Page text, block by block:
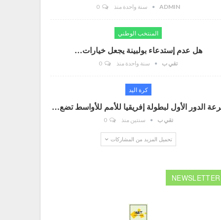
ADMIN سنة واحدة منذ
المنتخب الوطني
هل عدم إستدعاء بولبينة يجعل خيارات…
تقي ب سنة واحدة منذ
كرة اليد
الدور الأول لبطولة إفريقيا للأمم للأواسط تضع…
تقي ب سنتين منذ 0
تحميل المزيد من المشاركات
NEWSLETTER